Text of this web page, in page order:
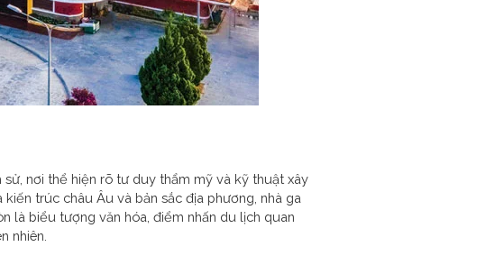
nơi thể hiện rõ tư duy thẩm mỹ và kỹ thuật xây
trúc châu Âu và bản sắc địa phương, nhà ga
là biểu tượng văn hóa, điểm nhấn du lịch quan
nhiên.